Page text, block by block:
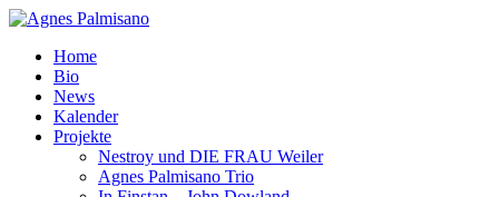
Home
Bio
News
Kalender
Projekte
Nestroy und DIE FRAU Weiler
Agnes Palmisano Trio